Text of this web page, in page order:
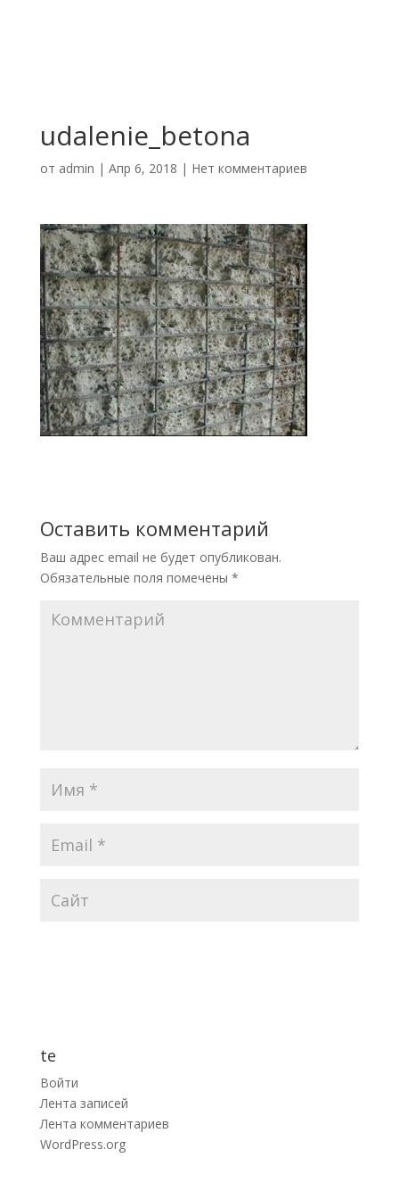
udalenie_betona
от admin | Апр 6, 2018 | Нет комментариев
Оставить комментарий
Ваш адрес email не будет опубликован.
Обязательные поля помечены *
te
Войти
Лента записей
Лента комментариев
WordPress.org